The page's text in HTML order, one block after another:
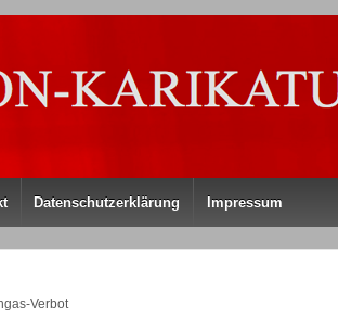
Datenschutzerklärung Impressum
Verbot